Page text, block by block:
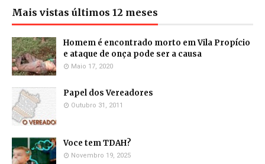
Mais vistas últimos 12 meses
Homem é encontrado morto em Vila Propício
e ataque de onça pode ser a causa
Maio 17, 2020
Papel dos Vereadores
Outubro 31, 2011
Voce tem TDAH?
Novembro 19, 2025